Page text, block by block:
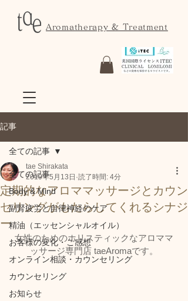
Aromatherapy & Treatment
記事
全ての記事
Body & Mind
副腎疲労と自律神経のケア
精油（エッセンシャルオイル）
お客様の変化・ご感想
オンライン相談・カウンセリング
カウンセリング
お知らせ
全ての記事
定期的なアロママッサージとカウン
セリングがもたらしてくれるシナジ
ー
tae Shirakata
2019年5月13日 読了時間: 4分
女性のためのホリスティックなアロママ
ッサージ専門店 taeAromaです。